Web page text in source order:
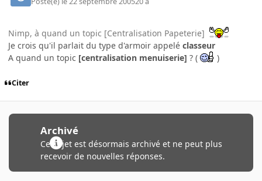
Nimp, à quand un topic [Centralisation Papeterie]
Je crois qu'il parlait du type d'armoir appelé classeur
A quand un topic [centralisation menuiserie] ? ( )
Citer
Archivé
Ce sujet est désormais archivé et ne peut plus
recevoir de nouvelles réponses.